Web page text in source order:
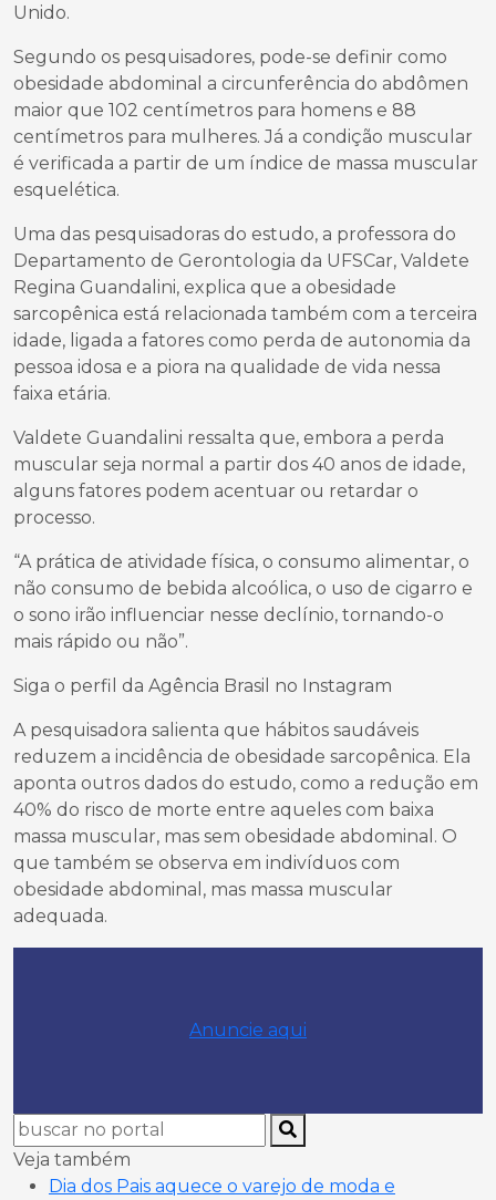
Unido.
Segundo os pesquisadores, pode-se definir como
obesidade abdominal a circunferência do abdômen
maior que 102 centímetros para homens e 88
centímetros para mulheres. Já a condição muscular
é verificada a partir de um índice de massa muscular
esquelética.
Uma das pesquisadoras do estudo, a professora do
Departamento de Gerontologia da UFSCar, Valdete
Regina Guandalini, explica que a obesidade
sarcopênica está relacionada também com a terceira
idade, ligada a fatores como perda de autonomia da
pessoa idosa e a piora na qualidade de vida nessa
faixa etária.
Valdete Guandalini ressalta que, embora a perda
muscular seja normal a partir dos 40 anos de idade,
alguns fatores podem acentuar ou retardar o
processo.
“A prática de atividade física, o consumo alimentar, o
não consumo de bebida alcoólica, o uso de cigarro e
o sono irão influenciar nesse declínio, tornando-o
mais rápido ou não”.
Siga o perfil da Agência Brasil no Instagram
A pesquisadora salienta que hábitos saudáveis
reduzem a incidência de obesidade sarcopênica. Ela
aponta outros dados do estudo, como a redução em
40% do risco de morte entre aqueles com baixa
massa muscular, mas sem obesidade abdominal. O
que também se observa em indivíduos com
obesidade abdominal, mas massa muscular
adequada.
Anuncie aqui
Veja também
Dia dos Pais aquece o varejo de moda e